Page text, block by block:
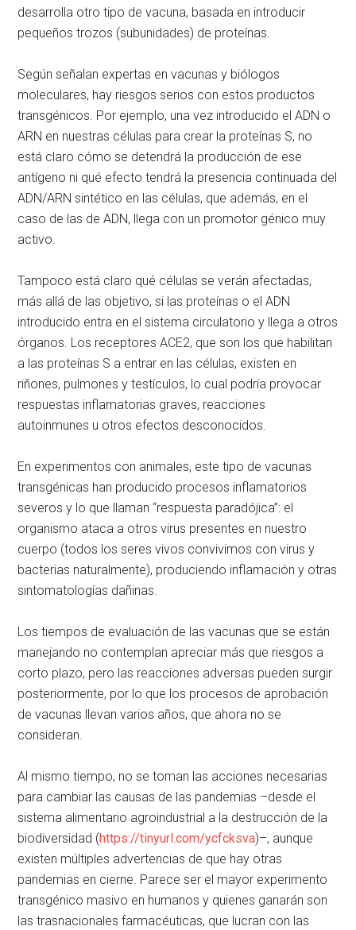
desarrolla otro tipo de vacuna, basada en introducir
pequeños trozos (subunidades) de proteínas.
Según señalan expertas en vacunas y biólogos
moleculares, hay riesgos serios con estos productos
transgénicos. Por ejemplo, una vez introducido el ADN o
ARN en nuestras células para crear la proteínas S, no
está claro cómo se detendrá la producción de ese
antígeno ni qué efecto tendrá la presencia continuada del
ADN/ARN sintético en las células, que además, en el
caso de las de ADN, llega con un promotor génico muy
activo.
Tampoco está claro qué células se verán afectadas,
más allá de las objetivo, si las proteínas o el ADN
introducido entra en el sistema circulatorio y llega a otros
órganos. Los receptores ACE2, que son los que habilitan
a las proteínas S a entrar en las células, existen en
riñones, pulmones y testículos, lo cual podría provocar
respuestas inflamatorias graves, reacciones
autoinmunes u otros efectos desconocidos.
En experimentos con animales, este tipo de vacunas
transgénicas han producido procesos inflamatorios
severos y lo que llaman respuesta paradójica : el
organismo ataca a otros virus presentes en nuestro
cuerpo (todos los seres vivos convivimos con virus y
bacterias naturalmente), produciendo inflamación y otras
sintomatologías dañinas.
Los tiempos de evaluación de las vacunas que se están
manejando no contemplan apreciar más que riesgos a
corto plazo, pero las reacciones adversas pueden surgir
posteriormente, por lo que los procesos de aprobación
de vacunas llevan varios años, que ahora no se
consideran.
Al mismo tiempo, no se toman las acciones necesarias
para cambiar las causas de las pandemias –desde el
sistema alimentario agroindustrial a la destrucción de la
biodiversidad (https://tinyurl.com/ycfcksva)–, aunque
existen múltiples advertencias de que hay otras
pandemias en cierne. Parece ser el mayor experimento
transgénico masivo en humanos y quienes ganarán son
las trasnacionales farmacéuticas, que lucran con las